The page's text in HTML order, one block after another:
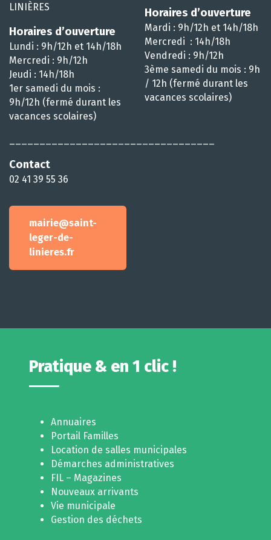
LINIÈRES
Horaires d’ouverture
Lundi : 9h/12h et 14h/18h
Mercredi : 9h/12h
Jeudi : 14h/18h
1er samedi du mois :
9h/12h (fermé durant les
vacances scolaires)
Contact
02 41 39 55 36
mairie@saint-
leger-de-
linieres.fr
Horaires d’ouverture
Mardi : 9h/12h et 14h/18h
Mercredi : 14h/18h
Vendredi : 9h/12h
3ème samedi du mois : 9h
/ 12h (fermé durant les
vacances scolaires)
Pratique & en 1 clic !
Annuaires
Portail Familles
Location de salles municipales
Démarches administratives
FIL – Magazines
Nouveaux arrivants
Vie municipale
Gestion des déchets